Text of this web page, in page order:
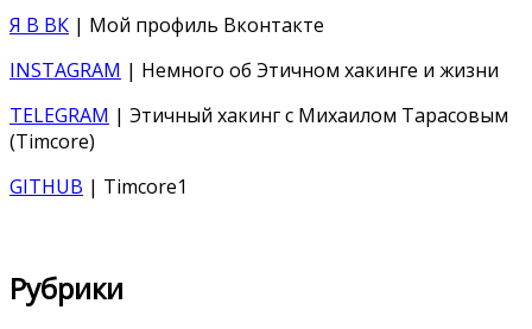
Я В ВК | Мой профиль Вконтакте
INSTAGRAM | Немного об Этичном хакинге и жизни
TELEGRAM | Этичный хакинг с Михаилом Тарасовым
(Timcore)
GITHUB | Timcore1
Рубрики